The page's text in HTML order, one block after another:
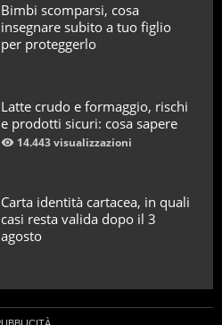
Bimbi scomparsi, cosa
insegnare subito a tuo figlio
per proteggerlo
Latte crudo e formaggio, rischi
e prodotti sicuri: cosa sapere
14.443 visualizzazioni
Carta identità cartacea, in quali
casi resta valida dopo il 3
agosto